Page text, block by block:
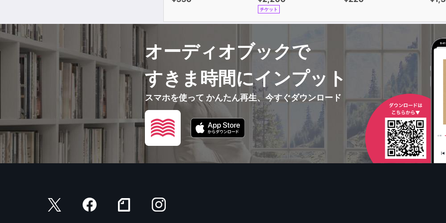
チケット
オーディオブックで
すきま時間にインプット
スマホを使って かんたん再生、今すぐダウンロード